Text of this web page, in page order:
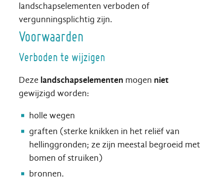
landschapselementen verboden of
vergunningsplichtig zijn.
Voorwaarden
Verboden te wijzigen
Deze landschapselementen mogen niet
gewijzigd worden:
holle wegen
graften (sterke knikken in het reliëf van
hellinggronden; ze zijn meestal begroeid met
bomen of struiken)
bronnen.